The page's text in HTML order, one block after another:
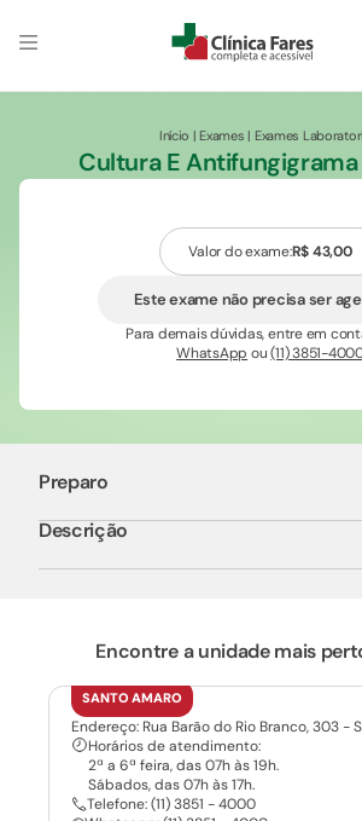
Início |Exames | Exames
Cultura E
Valor do exame:R$ 43,00
Este exame não precisa ser
Para demais dúvidas, entre em
WhatsApp ou(11) 3851-
Preparo
Descrição
Encontre a unidade mais
SANTO AMARO
Endereço: Rua Barão do Rio Branco, 303 -
Horários de atendimento:
2ª a 6ª feira, das 07h às 19h.
Sábados, das 07h às 17h.
Telefone: (11) 3851 - 4000